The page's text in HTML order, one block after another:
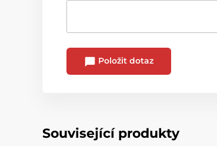
Položit dotaz
Související produkty